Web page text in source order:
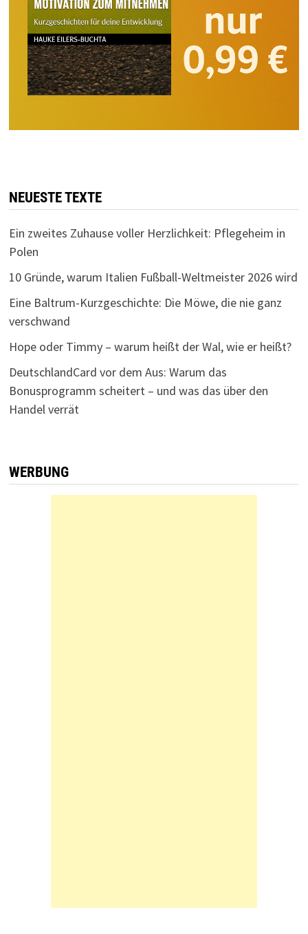
NEUESTE TEXTE
Ein zweites Zuhause voller Herzlichkeit: Pflegeheim in
Polen
10 Gründe, warum Italien Fußball-Weltmeister 2026 wird
Eine Baltrum-Kurzgeschichte: Die Möwe, die nie ganz
verschwand
Hope oder Timmy – warum heißt der Wal, wie er heißt?
DeutschlandCard vor dem Aus: Warum das
Bonusprogramm scheitert – und was das über den
Handel verrät
WERBUNG